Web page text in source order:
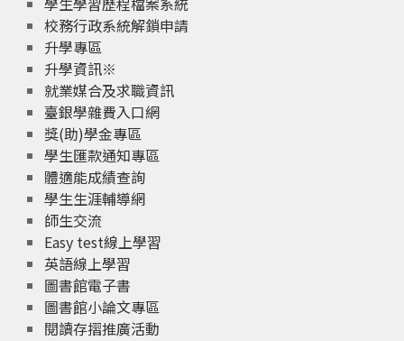
校務行政系統解鎖申請
升學專區
升學資訊※
就業媒合及求職資訊
臺銀學雜費入口網
獎(助)學金專區
學生匯款通知專區
體適能成績查詢
學生生涯輔導網
師生交流
Easy test線上學習
英語線上學習
圖書館電子書
圖書館小論文專區
閱讀存摺推廣活動